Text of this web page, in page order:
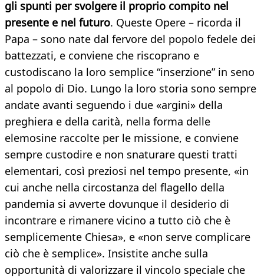
gli spunti per svolgere il proprio compito nel
presente e nel futuro. Queste Opere – ricorda il
Papa – sono nate dal fervore del popolo fedele dei
battezzati, e conviene che riscoprano e
custodiscano la loro semplice “inserzione” in seno
al popolo di Dio. Lungo la loro storia sono sempre
andate avanti seguendo i due «argini» della
preghiera e della carità, nella forma delle
elemosine raccolte per le missione, e conviene
sempre custodire e non snaturare questi tratti
elementari, così preziosi nel tempo presente, «in
cui anche nella circostanza del flagello della
pandemia si avverte dovunque il desiderio di
incontrare e rimanere vicino a tutto ciò che è
semplicemente Chiesa», e «non serve complicare
ciò che è semplice». Insistite anche sulla
opportunità di valorizzare il vincolo speciale che